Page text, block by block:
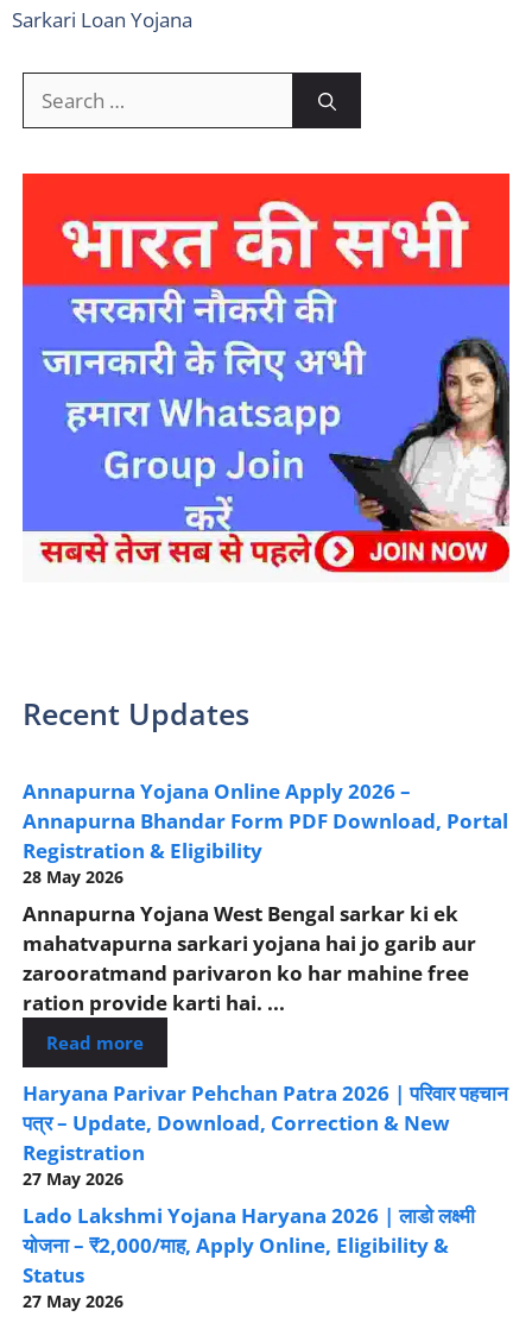
Sarkari Loan Yojana
for:
Recent Updates
Annapurna Yojana Online Apply 2026 –
Annapurna Bhandar Form PDF Download, Portal
Registration & Eligibility
28 May 2026
Annapurna Yojana West Bengal sarkar ki ek
mahatvapurna sarkari yojana hai jo garib aur
zarooratmand parivaron ko har mahine free
ration provide karti hai. ...
Read more
Haryana Parivar Pehchan Patra 2026 | परिवार पहचान
पत्र – Update, Download, Correction & New
Registration
27 May 2026
Lado Lakshmi Yojana Haryana 2026 | लाडो लक्ष्मी
योजना – ₹2,000/माह, Apply Online, Eligibility &
Status
27 May 2026